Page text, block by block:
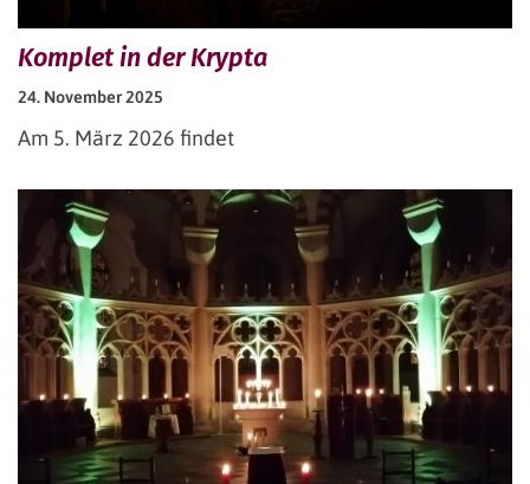
Komplet in der Krypta
24. November 2025
Am 5. März 2026 findet